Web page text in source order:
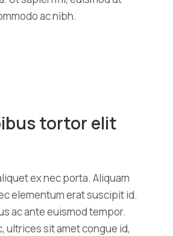
ac nibh.
tortor elit
ex nec porta. Aliquam
elementum erat suscipit id.
ac ante euismod tempor.
ultrices sit amet congue id,